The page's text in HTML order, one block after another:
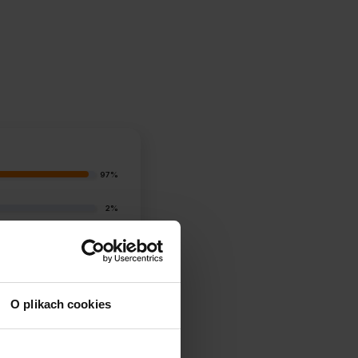
O plikach cookies
97%
2%
1%
1%